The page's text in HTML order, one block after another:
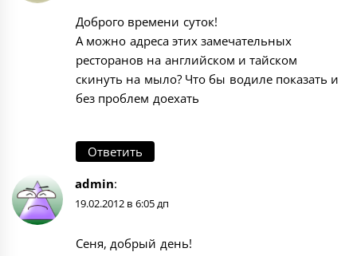
Доброго времени суток!
А можно адреса этих замечательных
ресторанов на английском и тайском
скинуть на мыло? Что бы водиле показать и
без проблем доехать
Ответить
admin:
19.02.2012 в 6:05 дп
Сеня, добрый день!